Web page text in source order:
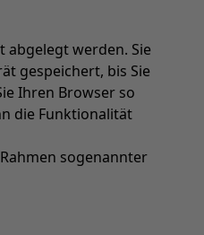
abgelegt werden. Sie
gespeichert, bis Sie
Ihren Browser so
die Funktionalität
sogenannter